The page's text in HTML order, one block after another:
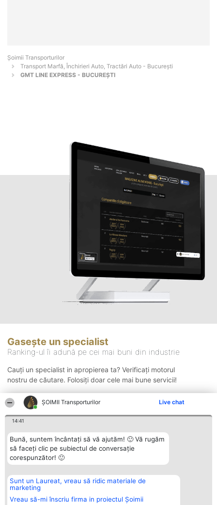
ȘOIMII Transporturilor Live chat
14:41
Bună, suntem încântați să vă ajutăm! 🙂 Vă rugăm
să faceți clic pe subiectul de conversație
corespunzător! 🙂
Sunt un Laureat, vreau să ridic materiale de
marketing
Vreau să-mi înscriu firma in proiectul Șoimii
Șoimii Transporturilor
Transport Marfă, Închirieri Auto, Tractări Auto - Bucureşti
GMT LINE EXPRESS - BUCUREȘTI
Gasește un specialist
Ranking-ul îi adună pe cei mai buni din industrie
Cauți un specialist in apropierea ta? Verificați motorul
nostru de căutare. Folosiți doar cele mai bune servicii!
Organizator Ranking
BRIGHT SOLUTIONS BR SRL
Aleea Timisul De Sus 2 Bl. A30
Sc. A Et. 4 Ap. 13 Cod 061952
Plebiscyt
Lista Tuturor
Laureaților
Contact